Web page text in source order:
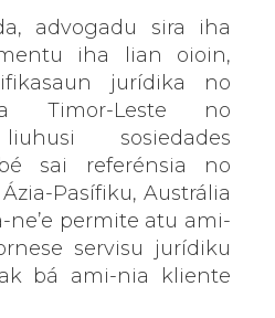
advogadu sira iha
iha lian oioin,
jurídika no
Timor-Leste no
sosiedades
sai referénsia no
Pasífiku, Austrália
ne’e permite atu ami-
servisu jurídiku
bá ami-nia kliente